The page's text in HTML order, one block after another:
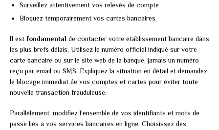
Surveillez attentivement vos relevés de compte
Bloquez temporairement vos cartes bancaires
Il est fondamental de contacter votre établissement bancaire dans
les plus brefs délais. Utilisez le numéro officiel indiqué sur votre
carte bancaire ou sur le site web de la banque, jamais un numéro
reçu par email ou SMS. Expliquez la situation en détail et demandez
le blocage immédiat de vos comptes et cartes pour éviter toute
nouvelle transaction frauduleuse.
Parallèlement, modifiez l’ensemble de vos identifiants et mots de
passe liés à vos services bancaires en ligne. Choisissez des